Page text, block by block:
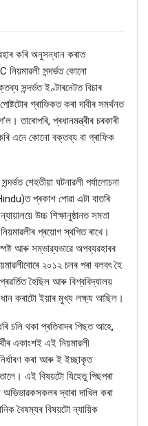
কৰি অনুসন্ধান কৰাত
নিয়মাৱলী সন্দৰ্ভত কোনো
সন্দৰ্ভত ইণ্টাৰনেটত বিচাৰ
গ্ৰাফিকত কৰা দাবীৰ সমৰ্থনত
তাৰোপৰি, প্ৰধানমন্ত্ৰীৰ চৰকাৰী
এনে কোনো বক্তব্য বা গ্ৰাফিক
শেহতীয়া ঘটনাৱলী পৰ্যালোচনা
প্ৰকাশ পোৱা এটা বাতৰি
উচ্চ শিক্ষানুষ্ঠানত সমতা
প্ৰয়োগ স্থগিত ৰাখে।
আৰু সম্ভাৱ্যভাৱে অপব্যৱহাৰৰ
২০১২ চনৰ পৰা বলবৎ হৈ
হৈছিল আৰু বিশ্ববিদ্যালয়
কৰাটো ইয়াৰ মুখ্য লক্ষ্য আছিল।
চলি থকা প্ৰতিবাদৰ পিছত আহে,
একাংশই এই নিয়মাৱলী
কৰা আৰু ই ইচ্ছাকৃত
এই বিষয়টো যিহেতু পিছপৰা
অভিভাৱকসকলৰ দ্বাৰা দাখিল কৰা
বৈষম্যৰ বিষয়টো ন্যায়িক